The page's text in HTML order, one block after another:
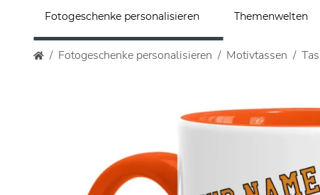
Fotogeschenke personalisieren Themenwelten
Fotogeschenke personalisieren Motivtassen